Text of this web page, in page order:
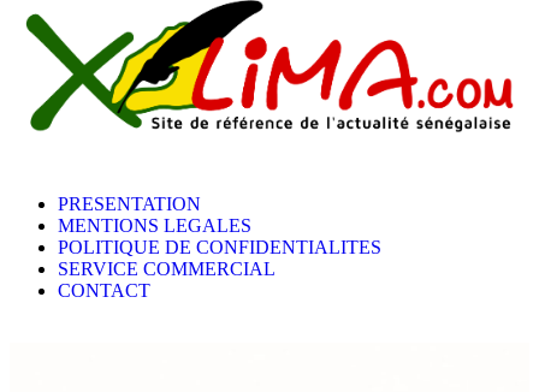
PRESENTATION
MENTIONS LEGALES
POLITIQUE DE CONFIDENTIALITES
SERVICE COMMERCIAL
CONTACT